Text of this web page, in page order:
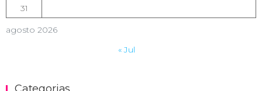
agosto 2026
31
« Jul
Categorias